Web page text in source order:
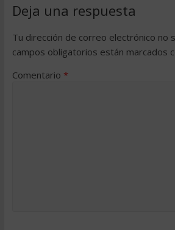
Deja una respuesta
Tu dirección de correo electrónico no
campos obligatorios están marcados
Comentario *